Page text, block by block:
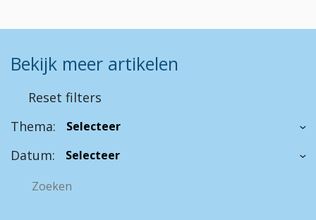
Bekijk meer artikelen
Reset filters
Thema:
Datum: